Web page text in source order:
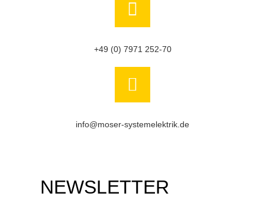
+49 (0) 7971 252-70
info@moser-systemelektrik.de
NEWSLETTER